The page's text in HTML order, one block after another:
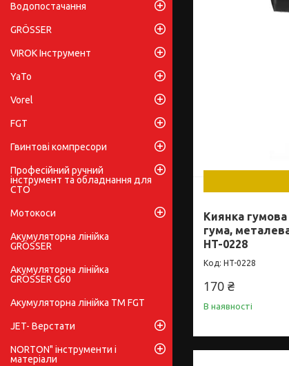
Киянка
гума,
HT-0228
HT-0228
170 ₴
В наявності
Водопостачання
GRÖSSER
VIROK Інструмент
YaTo
Vorel
FGT
Гвинтові компресори
Професійний ручний
інструмент та обладнання для
СТО
Мотокоси
Акумуляторна лінійка
GRÖSSER
Акумуляторна лінійка
GRÖSSER G60
Акумуляторна лінійка ТМ FGT
JET- Верстати
NORTON" інструменти і
матеріали